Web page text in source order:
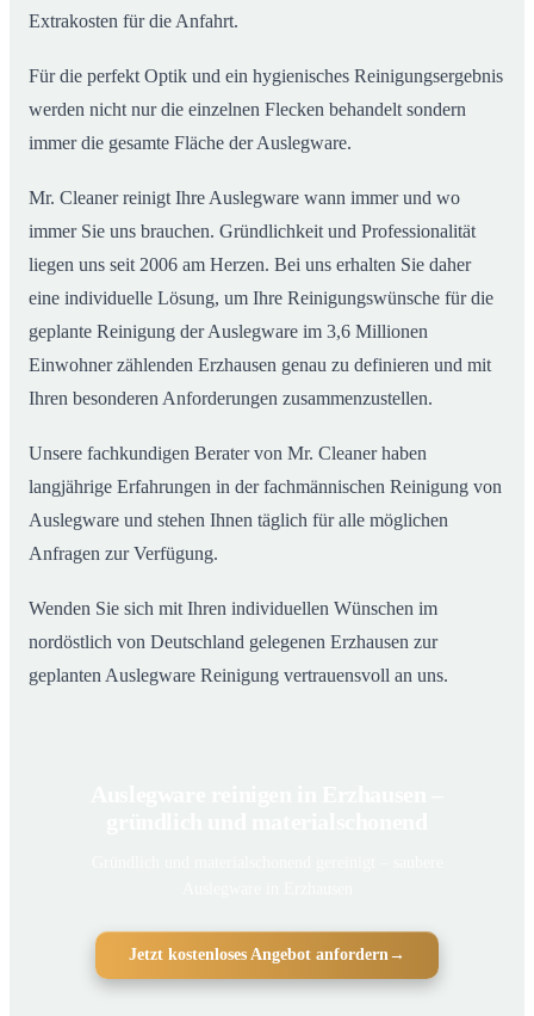
Extrakosten für die Anfahrt.
Für die perfekt Optik und ein hygienisches Reinigungsergebnis
werden nicht nur die einzelnen Flecken behandelt sondern
immer die gesamte Fläche der Auslegware.
Mr. Cleaner reinigt Ihre Auslegware wann immer und wo
immer Sie uns brauchen. Gründlichkeit und Professionalität
liegen uns seit 2006 am Herzen. Bei uns erhalten Sie daher
eine individuelle Lösung, um Ihre Reinigungswünsche für die
geplante Reinigung der Auslegware im 3,6 Millionen
Einwohner zählenden Erzhausen genau zu definieren und mit
Ihren besonderen Anforderungen zusammenzustellen.
Unsere fachkundigen Berater von Mr. Cleaner haben
langjährige Erfahrungen in der fachmännischen Reinigung von
Auslegware und stehen Ihnen täglich für alle möglichen
Anfragen zur Verfügung.
Wenden Sie sich mit Ihren individuellen Wünschen im
nordöstlich von Deutschland gelegenen Erzhausen zur
geplanten Auslegware Reinigung vertrauensvoll an uns.
Jetzt kostenloses Angebot anfordern→